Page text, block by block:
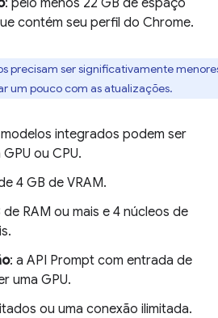
: pelo menos 22 GB de espaço
contém seu perfil do Chrome.
precisam ser significativamente
um pouco com as atualizações.
integrados podem ser
ou CPU.
4 GB de VRAM.
de RAM ou mais e 4 núcleos de
: a API Prompt com entrada de
uma GPU.
ou uma conexão ilimitada.